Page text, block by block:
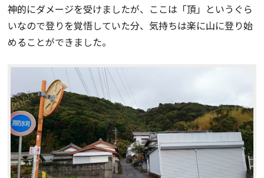
神的にダメージを受けましたが、ここは「頂」というぐら
いなので登りを覚悟していた分、気持ちは楽に山に登り始
めることができました。